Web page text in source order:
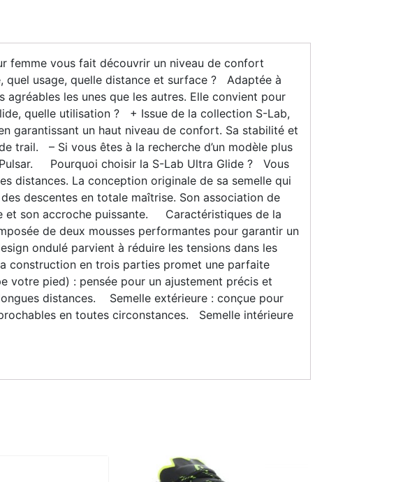
femme vous fait découvrir un niveau de confort
usage, quelle distance et surface ? Adaptée à
les unes que les autres. Elle convient pour
quelle utilisation ? + Issue de la collection S-Lab,
garantissant un haut niveau de confort. Sa stabilité et
trail. – Si vous êtes à la recherche d’un modèle plus
Pourquoi choisir la S-Lab Ultra Glide ? Vous
distances. La conception originale de sa semelle qui
descentes en totale maîtrise. Son association de
et son accroche puissante. Caractéristiques de la
de deux mousses performantes pour garantir un
ondulé parvient à réduire les tensions dans les
construction en trois parties promet une parfaite
votre pied) : pensée pour un ajustement précis et
distances. Semelle extérieure : conçue pour
en toutes circonstances. Semelle intérieure